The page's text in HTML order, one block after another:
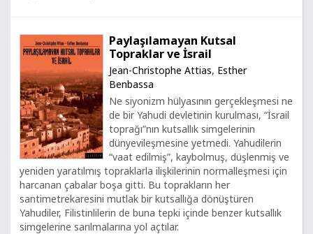
Paylaşılamayan Kutsal
Topraklar ve İsrail
Jean-Christophe Attias, Esther
Benbassa
Ne siyonizm hülyasının gerçekleşmesi ne
de bir Yahudi devletinin kurulması, “İsrail
toprağı”nın kutsallık simgelerinin
dünyevileşmesine yetmedi. Yahudilerin
“vaat edilmiş”, kaybolmuş, düşlenmiş ve
yeniden yaratılmış topraklarla ilişkilerinin normalleşmesi için
harcanan çabalar boşa gitti. Bu toprakların her
santimetrekaresini mutlak bir kutsallığa dönüştüren
Yahudiler, Filistinlilerin de buna tepki içinde benzer kutsallık
simgelerine sarılmalarına yol açtılar.